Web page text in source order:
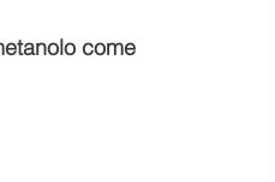
come